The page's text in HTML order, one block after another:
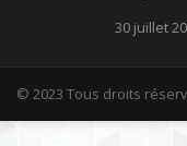
30 juillet
© 2023 Tous droits